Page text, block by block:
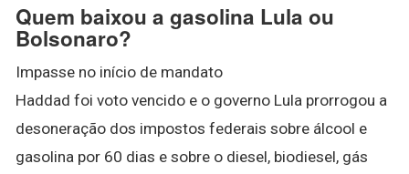
Quem baixou a gasolina Lula ou
Bolsonaro?
Impasse no início de mandato
Haddad foi voto vencido e o governo Lula prorrogou a
desoneração dos impostos federais sobre álcool e
gasolina por 60 dias e sobre o diesel, biodiesel, gás